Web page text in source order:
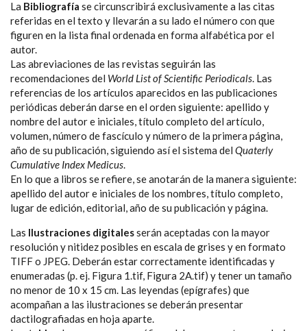
La Bibliografía se circunscribirá exclusivamente a las citas
referidas en el texto y llevarán a su lado el número con que
figuren en la lista final ordenada en forma alfabética por el
autor.
Las abreviaciones de las revistas seguirán las
recomendaciones del World List of Scientific Periodicals. Las
referencias de los artículos aparecidos en las publicaciones
periódicas deberán darse en el orden siguiente: apellido y
nombre del autor e iniciales, título completo del artículo,
volumen, número de fascículo y número de la primera página,
año de su publicación, siguiendo así el sistema del Quaterly
Cumulative Index Medicus.
En lo que a libros se refiere, se anotarán de la manera siguiente:
apellido del autor e iniciales de los nombres, título completo,
lugar de edición, editorial, año de su publicación y página.
Las Ilustraciones digitalesserán aceptadas con la mayor
resolución y nitidez posibles en escala de grises y en formato
TIFF o JPEG. Deberán estar correctamente identificadas y
enumeradas (p. ej. Figura 1.tif, Figura 2A.tif) y tener un tamaño
no menor de 10 x 15 cm. Las leyendas (epígrafes) que
acompañan a las ilustraciones se deberán presentar
dactilografiadas en hoja aparte.